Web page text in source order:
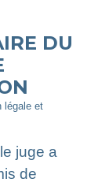
DU
légale et
juge a
de